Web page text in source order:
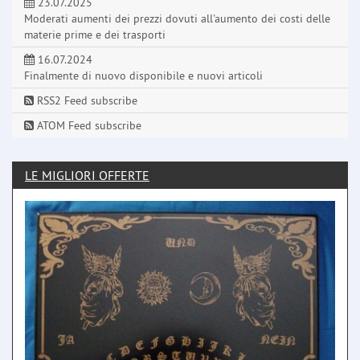
Moderati aumenti dei prezzi dovuti all'aumento dei costi delle
materie prime e dei trasporti
16.07.2024
Finalmente di nuovo disponibile e nuovi articoli
RSS2 Feed subscribe
ATOM Feed subscribe
LE MIGLIORI OFFERTE